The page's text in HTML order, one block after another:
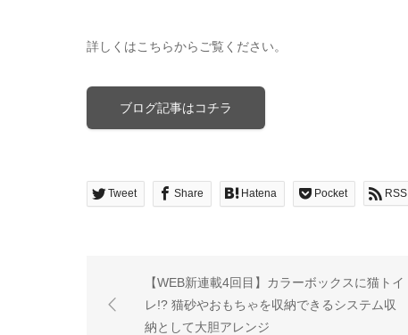
詳しくはこちらからご覧ください。
ブログ記事はコチラ
Tweet Share Hatena Pocket RSS
【WEB新連載4回目】カラーボックスに猫トイ
レ!? 猫砂やおもちゃを収納できるシステム収
納として大胆アレンジ